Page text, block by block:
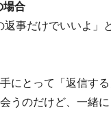
場合
事だけでいいよ」
にとって「返信す
うのだけど、一緒に